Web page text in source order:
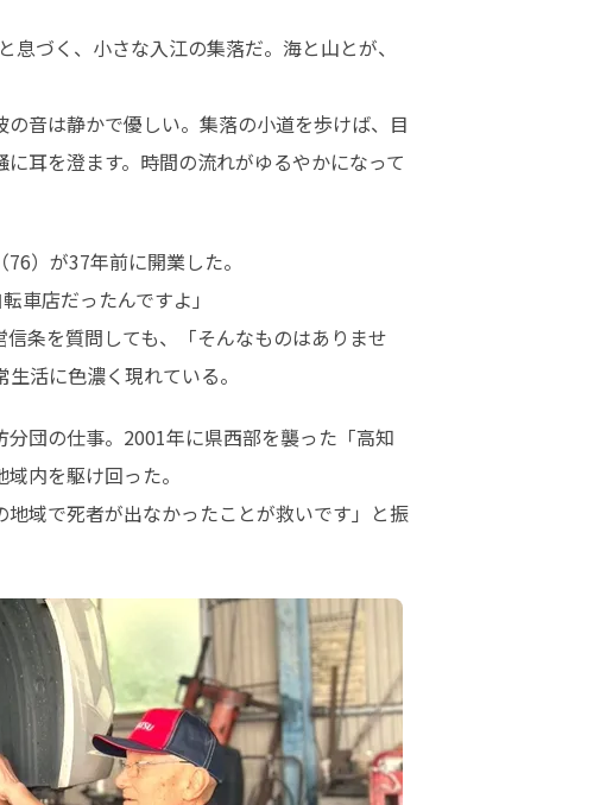
づく、小さな入江の集落だ。海と山とが、
音は静かで優しい。集落の小道を歩けば、目
耳を澄ます。時間の流れがゆるやかになって
）が37年前に開業した。
車店だったんですよ」
条を質問しても、「そんなものはありませ
活に色濃く現れている。
団の仕事。2001年に県西部を襲った「高知
内を駆け回った。
域で死者が出なかったことが救いです」と振